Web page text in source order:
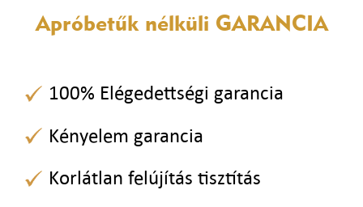
Apróbetűk nélküli GARANCIA
100% Elégedettségi garancia
Kényelem garancia
Korlátlan felújítás tisztítás